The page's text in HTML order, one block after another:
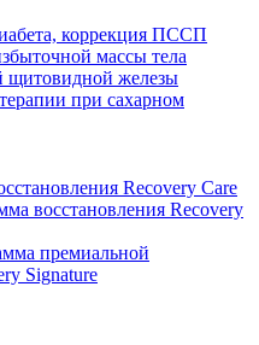
коррекция ПССП
массы тела
щитовидной железы
при сахарном
Recovery Care
восстановления Recovery
премиальной
Signature